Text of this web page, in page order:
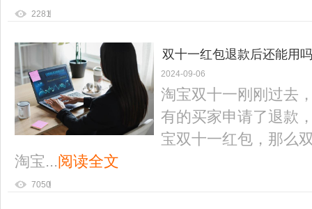
2281
双十一红包退款后还能用
2024-09-06
淘宝双十一刚刚过去
有的买家申请了退款
宝双十一红包，那么
淘宝...阅读全文
7050